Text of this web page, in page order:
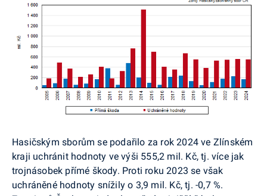
Hasičským sborům se podařilo za rok 2024 ve Zlínském
kraji uchránit hodnoty ve výši 555,2 mil. Kč, tj. více jak
trojnásobek přímé škody. Proti roku 2023 se však
uchráněné hodnoty snížily o 3,9 mil. Kč, tj. -0,7 %.